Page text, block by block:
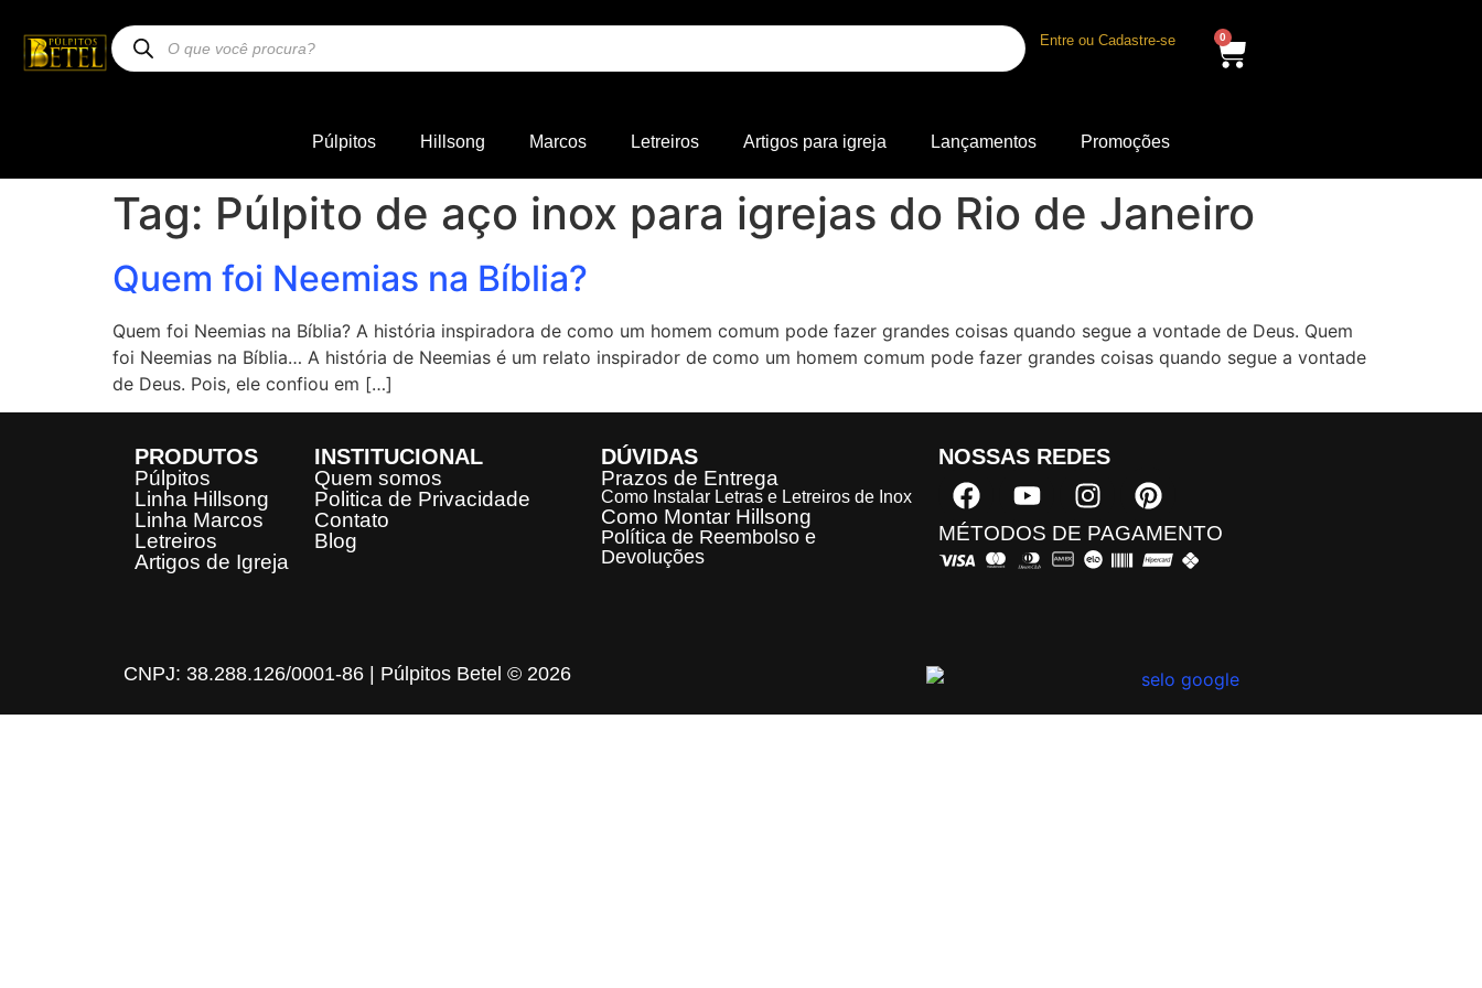
Entre ou Cadastre-se 0
Púlpitos Hillsong Marcos Letreiros Artigos para igreja Lançamentos Promoções
Tag: Púlpito de aço inox para igrejas do Rio de Janeiro
Quem foi Neemias na Bíblia?
Quem foi Neemias na Bíblia? A história inspiradora de como um homem comum pode fazer grandes coisas quando segue a vontade de Deus. Quem
foi Neemias na Bíblia… A história de Neemias é um relato inspirador de como um homem comum pode fazer grandes coisas quando segue a vontade
de Deus. Pois, ele confiou em […]
PRODUTOS
Púlpitos
Linha Hillsong
Linha Marcos
Letreiros
Artigos de Igreja
INSTITUCIONAL
Quem somos
Politica de Privacidade
Contato
Blog
DÚVIDAS
Prazos de Entrega
Como Instalar Letras e Letreiros de Inox
Como Montar Hillsong
Política de Reembolso e
Devoluções
NOSSAS REDES​
MÉTODOS DE PAGAMENTO​
CNPJ: 38.288.126/0001-86 | Púlpitos Betel © 2026